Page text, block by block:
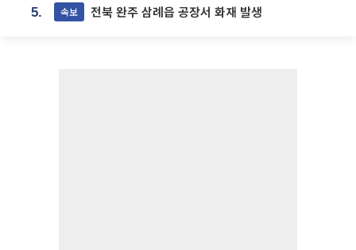
5. 속보 전북 완주 삼례읍 공장서 화재 발생